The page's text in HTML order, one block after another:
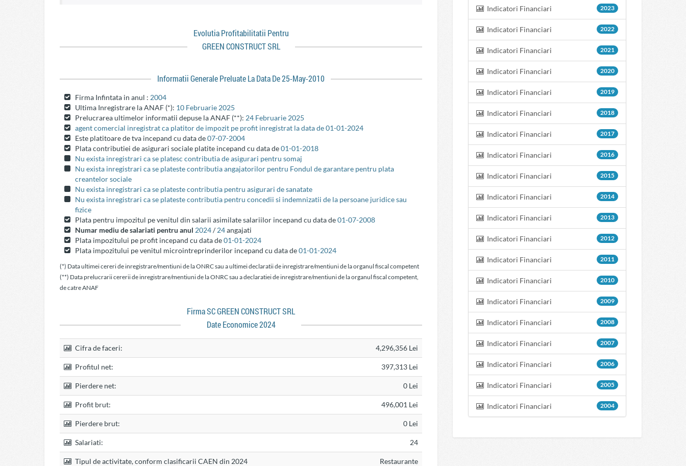
Evolutia Profitabilitatii Pentru
GREEN CONSTRUCT SRL
Informatii Generale Preluate La Data De 25-May-2010
Firma Infintata in anul : 2004
Ultima Inregistrare la ANAF (*): 10 Februarie 2025
Prelucrarea ultimelor informatii depuse la ANAF (**): 24 Februarie 2025
agent comercial inregistrat ca platitor de impozit pe profit inregistrat la data de 01-01-2024
Este platitoare de tva incepand cu data de07-07-2004
Plata contributiei de asigurari sociale platite incepand cu data de01-01-2018
Nu exista inregistrari ca se platesc contributia de asigurari pentru somaj
Nu exista inregistrari ca se plateste contributia angajatorilor pentru Fondul de garantare pentru plata
creantelor sociale
Nu exista inregistrari ca se plateste contributia pentru asigurari de sanatate
Nu exista inregistrari ca se plateste contributia pentru concedii si indemnizatii de la persoane juridice sau
fizice
Plata pentru impozitul pe venitul din salarii asimilate salariilor incepand cu data de01-07-2008
Numar mediu de salariati pentru anul 2024/24angajati
Plata impozitului pe profit incepand cu data de01-01-2024
Plata impozitului pe venitul microintreprinderilor incepand cu data de01-01-2024
(*) Data ultimei cereri de inregistrare/mentiuni de la ONRC sau a ultimei declaratii de inregistrare/mentiuni de la organul fiscal competent
(**) Data prelucrarii cererii de inregistrare/mentiuni de la ONRC sau a declaratiei de inregistrare/mentiuni de la organul fiscal competent,
de catre ANAF
Firma SC GREEN CONSTRUCT SRL
Date Economice 2024
Cifra de faceri: 4,296,356 Lei
Profitul net: 397,313 Lei
Pierdere net: 0 Lei
Profit brut: 496,001 Lei
Pierdere brut: 0 Lei
Salariati: 24
Tipul de activitate, conform clasificarii CAEN din 2024 Restaurante
Indicatori Financiari 2023
Indicatori Financiari 2022
Indicatori Financiari 2021
Indicatori Financiari 2020
Indicatori Financiari 2019
Indicatori Financiari 2018
Indicatori Financiari 2017
Indicatori Financiari 2016
Indicatori Financiari 2015
Indicatori Financiari 2014
Indicatori Financiari 2013
Indicatori Financiari 2012
Indicatori Financiari 2011
Indicatori Financiari 2010
Indicatori Financiari 2009
Indicatori Financiari 2008
Indicatori Financiari 2007
Indicatori Financiari 2006
Indicatori Financiari 2005
Indicatori Financiari 2004